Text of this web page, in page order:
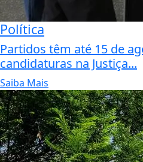
Política
Partidos têm até 15 de
candidaturas na Justiça...
Saiba Mais